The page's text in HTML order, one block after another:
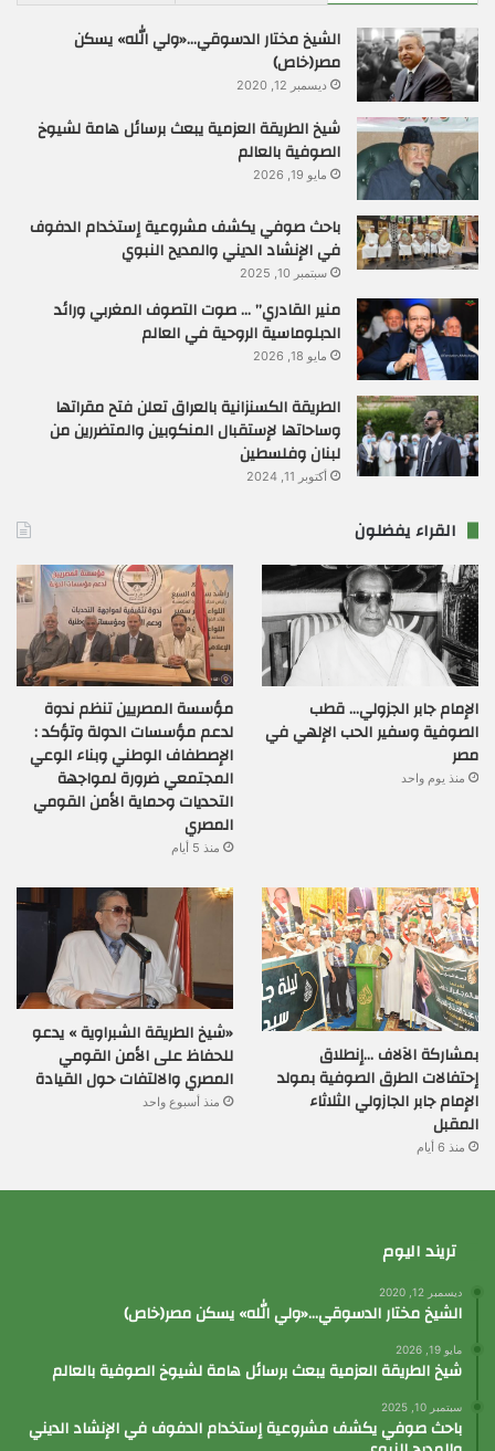
الشيخ مختار الدسوقي…«ولي الله» يسكن
مصر(خاص)
ديسمبر 12, 2020
شيخ الطريقة العزمية يبعث برسائل هامة لشيوخ
الصوفية بالعالم
مايو 19, 2026
باحث صوفي يكشف مشروعية إستخدام الدفوف
في الإنشاد الديني والمديح النبوي
سبتمبر 10, 2025
منير القادري” … صوت التصوف المغربي ورائد
الدبلوماسية الروحية في العالم
مايو 18, 2026
الطريقة الكسنزانية بالعراق تعلن فتح مقراتها
وساحاتها لإستقبال المنكوبين والمتضررين من
لبنان وفلسطين
أكتوبر 11, 2024
القراء يفضلون
الإمام جابر الجزولي… قطب
الصوفية وسفير الحب الإلهي في
مصر
منذ يوم واحد
مؤسسة المصريين تنظم ندوة
لدعم مؤسسات الدولة وتؤكد :
الإصطفاف الوطني وبناء الوعي
المجتمعي ضرورة لمواجهة
التحديات وحماية الأمن القومي
المصري
منذ 5 أيام
بمشاركة الآلاف …إنطلاق
إحتفالات الطرق الصوفية بمولد
الإمام جابر الجازولي الثلاثاء
المقبل
منذ 6 أيام
«شيخ الطريقة الشبراوية » يدعو
للحفاظ على الأمن القومي
المصري والالتفات حول القيادة
منذ أسبوع واحد
تريند اليوم
ديسمبر 12, 2020
الشيخ مختار الدسوقي…«ولي الله» يسكن مصر(خاص)
مايو 19, 2026
شيخ الطريقة العزمية يبعث برسائل هامة لشيوخ الصوفية بالعالم
سبتمبر 10, 2025
باحث صوفي يكشف مشروعية إستخدام الدفوف في الإنشاد الديني